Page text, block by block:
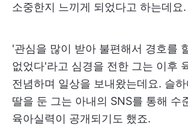
소중한지 느끼게 되었다고 하는데요.
'관심을 많이 받아 불편해서 경호를
없었다'라고 심경을 전한 그는 이후
전념하며 일상을 보내왔는데요. 슬
딸을 둔 그는 아내의 SNS를 통해 수
육아실력이 공개되기도 했죠.